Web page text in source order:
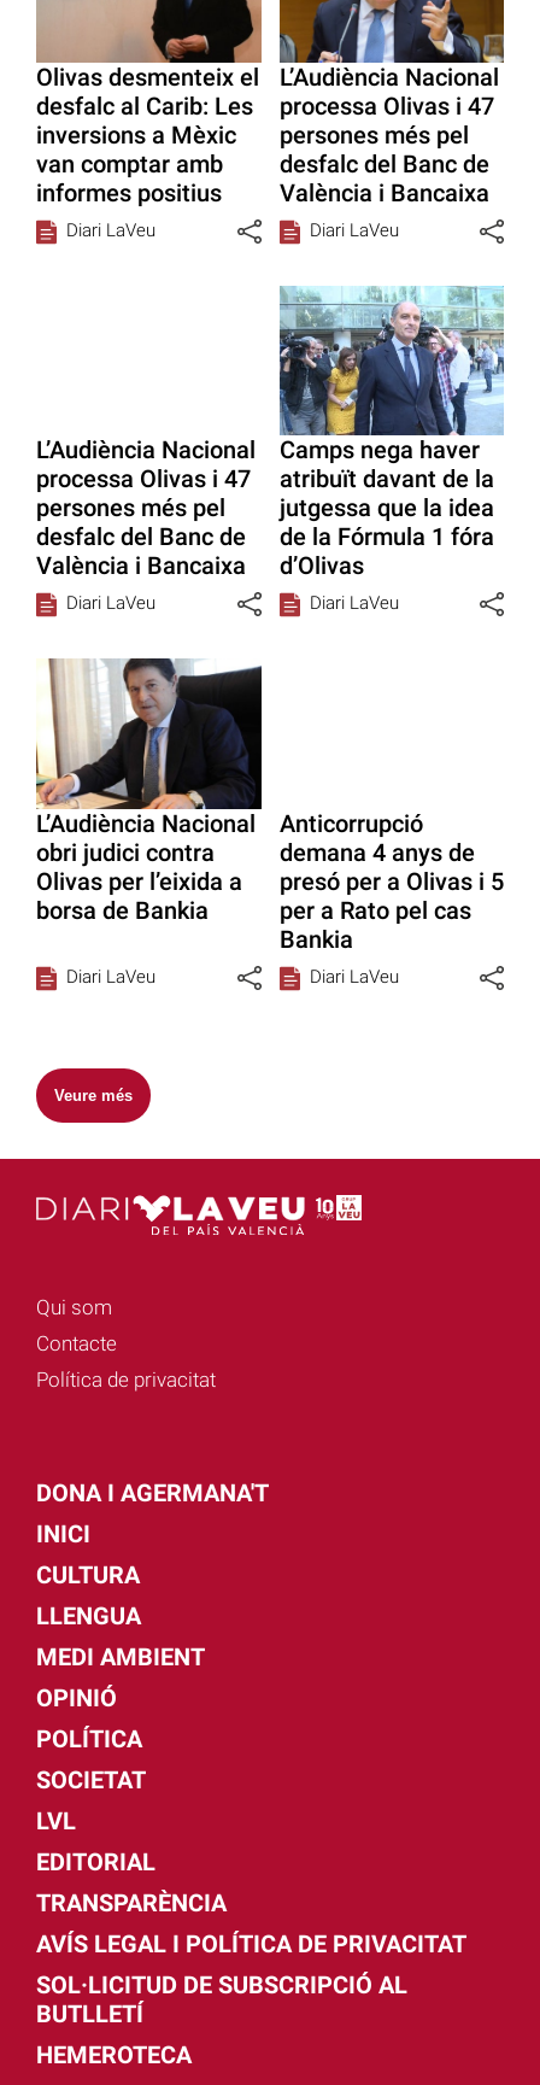
Olivas desmenteix el
desfalc al Carib: Les
inversions a Mèxic
van comptar amb
informes positius
Diari LaVeu
L’Audiència Nacional
processa Olivas i 47
persones més pel
desfalc del Banc de
València i Bancaixa
Diari LaVeu
L’Audiència Nacional
processa Olivas i 47
persones més pel
desfalc del Banc de
València i Bancaixa
Diari LaVeu
Camps nega haver
atribuït davant de la
jutgessa que la idea
de la Fórmula 1 fóra
d’Olivas
Diari LaVeu
L’Audiència Nacional
obri judici contra
Olivas per l’eixida a
borsa de Bankia
Diari LaVeu
Anticorrupció
demana 4 anys de
presó per a Olivas i 5
per a Rato pel cas
Bankia
Diari LaVeu
Veure més
Qui som
Contacte
Política de privacitat
DONA I AGERMANA'T
INICI
CULTURA
LLENGUA
MEDI AMBIENT
OPINIÓ
POLÍTICA
SOCIETAT
LVL
EDITORIAL
TRANSPARÈNCIA
AVÍS LEGAL I POLÍTICA DE PRIVACITAT
SOL·LICITUD DE SUBSCRIPCIÓ AL
BUTLLETÍ
HEMEROTECA